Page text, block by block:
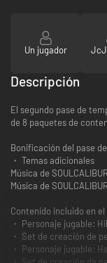
Un jugador JcJ
Descripción
El segundo pase de
de 8 paquetes de
Bonificación del pase
・ Temas adicionales
Música de
Música de
Contenido incluido en
・ Personaje jugable:
・ Set de creación de
・ Personaje jugable: